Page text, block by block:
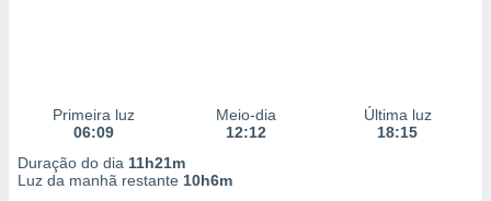
Primeira luz
06:09
Meio-dia
12:12
Última luz
18:15
Duração do dia 11h21m
Luz da manhã restante 10h6m